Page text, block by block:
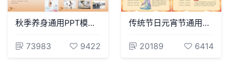
秋季养身通用PPT模版(32)
73983 9422
传统节日元宵节通用PPT模板(20)
20189 6414